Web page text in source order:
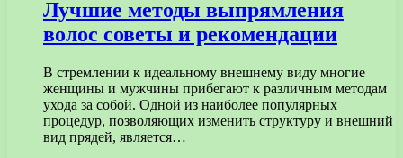
Лучшие методы выпрямления
волос советы и рекомендации
В стремлении к идеальному внешнему виду многие
женщины и мужчины прибегают к различным методам
ухода за собой. Одной из наиболее популярных
процедур, позволяющих изменить структуру и внешний
вид прядей, является…